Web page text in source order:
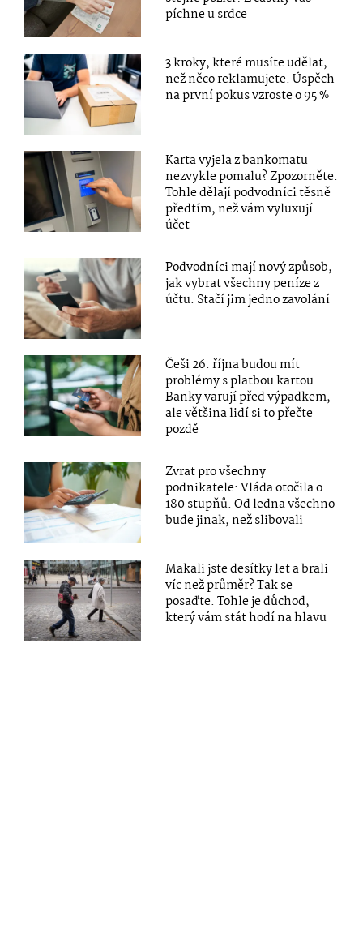
píchne u srdce
3 kroky, které musíte udělat,
než něco reklamujete. Úspěch
na první pokus vzroste o 95 %
Karta vyjela z bankomatu
nezvykle pomalu? Zpozorněte.
Tohle dělají podvodníci těsně
předtím, než vám vyluxují
účet
Podvodníci mají nový způsob,
jak vybrat všechny peníze z
účtu. Stačí jim jedno zavolání
Češi 26. října budou mít
problémy s platbou kartou.
Banky varují před výpadkem,
ale většina lidí si to přečte
pozdě
Zvrat pro všechny
podnikatele: Vláda otočila o
180 stupňů. Od ledna všechno
bude jinak, než slibovali
Makali jste desítky let a brali
víc než průměr? Tak se
posaďte. Tohle je důchod,
který vám stát hodí na hlavu